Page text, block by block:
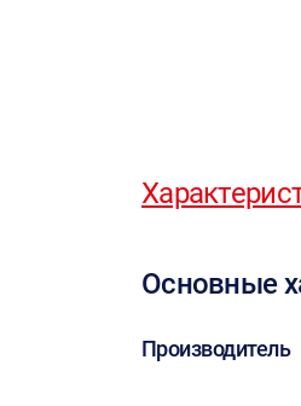
Основные
Производитель